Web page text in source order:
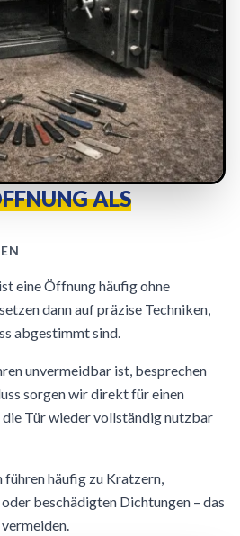
ALS
eine Öffnung häufig ohne
dann auf präzise Techniken,
abgestimmt sind.
unvermeidbar ist, besprechen
sorgen wir direkt für einen
die Tür wieder vollständig nutzbar
häufig zu Kratzern,
beschädigten Dichtungen – das